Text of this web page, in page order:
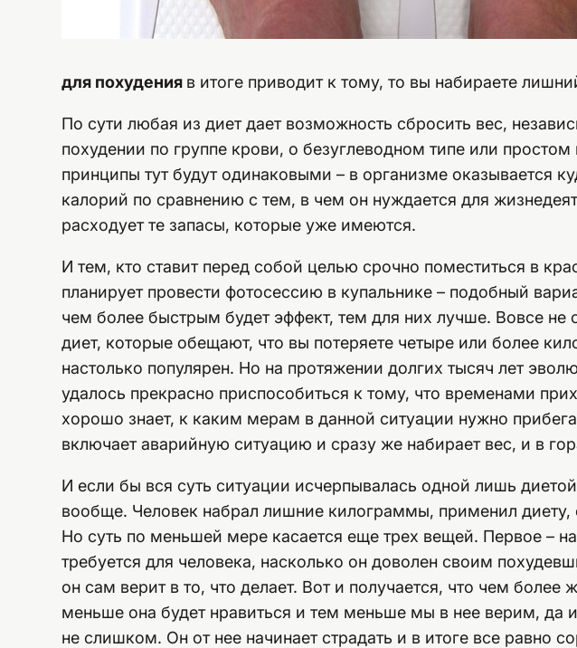
для похудения в итоге приводит к тому, то вы набираете
По сути любая из диет дает возможность сбросить вес,
похудении по группе крови, о безуглеводном типе или
принципы тут будут одинаковыми – в организме оказывается
калорий по сравнению с тем, в чем он нуждается для
расходует те запасы, которые уже имеются.
И тем, кто ставит перед собой целью срочно поместиться в
планирует провести фотосессию в купальнике – подобный
чем более быстрым будет эффект, тем для них лучше. Вовсе не
диет, которые обещают, что вы потеряете четыре или более
настолько популярен. Но на протяжении долгих тысяч лет
удалось прекрасно приспособиться к тому, что временами
хорошо знает, к каким мерам в данной ситуации нужно
включает аварийную ситуацию и сразу же набирает вес, и в
И если бы вся суть ситуации исчерпывалась одной лишь
вообще. Человек набрал лишние килограммы, применил диету,
Но суть по меньшей мере касается еще трех вещей. Первое –
требуется для человека, насколько он доволен своим
он сам верит в то, что делает. Вот и получается, что чем более
меньше она будет нравиться и тем меньше мы в нее верим, да
не слишком. Он от нее начинает страдать и в итоге все равно